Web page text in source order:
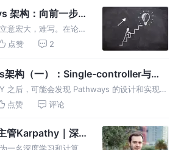
软件工程的，另一部分
架构：向前一步
意宏大，难写。在论文
必要性也很难，必须要
可以做到这个以及那
点赞 2
架构（一）：Single-controller与
之后，可能会发现 Pathways 的设计和实现仍
步，那恰恰是 OneFlow 早已实现的思路。
点赞 评论
管Karpathy｜深